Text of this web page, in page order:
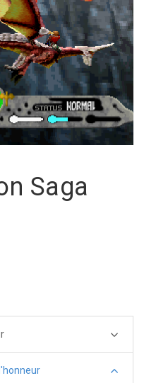
Saga